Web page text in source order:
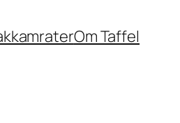
Om Taffel